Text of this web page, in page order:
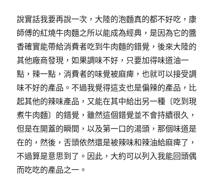
說實話我要再說一次，大陸的泡麵真的都不好吃，康
師傅的紅燒牛肉麵之所以能成為經典，是因為它的醬
香確實能帶給消費者吃到牛肉麵的錯覺，後來大陸的
其他廠商發現，如果調味不好，只要加得味道油一
點，辣一點，消費者的味覺被麻痺，也就可以接受調
味不好的產品。不過我覺得這支也是偏辣的產品，比
起其他的辣味產品，又能在其中給出另一種〔吃到現
煮牛肉麵〕的錯覺，雖然這個錯覺並不會持續很久，
但是在開蓋的瞬間，以及第一口的湯頭，那個味道是
在的，然後，舌頭依然還是被辣味和辣油給麻痺了，
不過算是意思到了。因此，大約可以列入我能回頭偶
而吃吃的產品之一。